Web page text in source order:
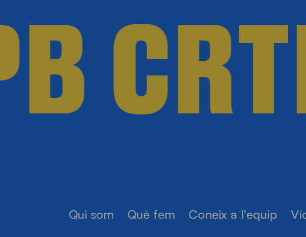
CRTI
Qui som Què fem Coneix a l'equip